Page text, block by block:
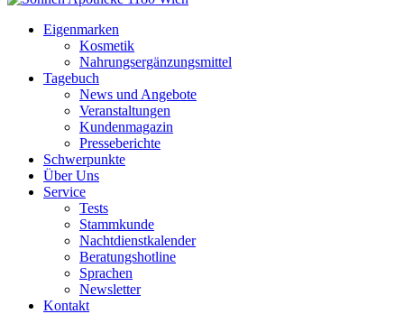
Eigenmarken
Kosmetik
Nahrungsergänzungsmittel
Tagebuch
News und Angebote
Veranstaltungen
Kundenmagazin
Presseberichte
Schwerpunkte
Über Uns
Service
Tests
Stammkunde
Nachtdienstkalender
Beratungshotline
Sprachen
Newsletter
Kontakt